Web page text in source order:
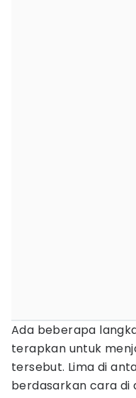
Ada beberapa
terapkan untuk
tersebut. Lima di
berdasarkan cara di